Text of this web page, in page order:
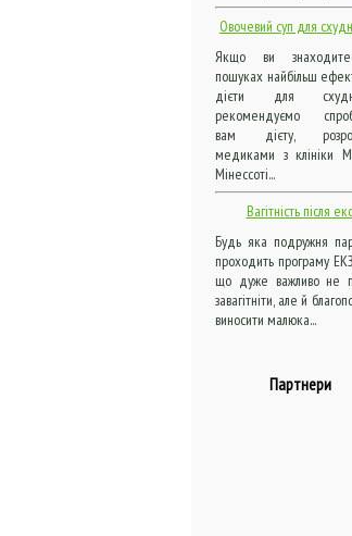
Овочевий суп для
Якщо ви
пошуках найбільш
дієти для
рекомендуємо
вам дієту,
медиками з клініки
Мінессоті...
Вагітність після
Будь яка подружня
проходить програму
що дуже важливо не
завагітніти, але й
виносити малюка...
Партнери